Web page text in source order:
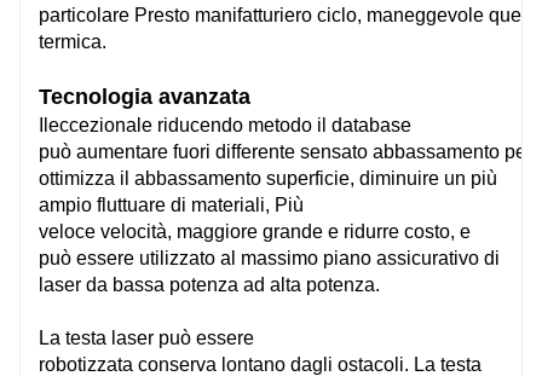
particolare Presto manifatturiero ciclo, maneggevole
termica.
Tecnologia avanzata
eccezionale riducendo metodo il database
può aumentare fuori differente sensato abbassamento per
ottimizza il abbassamento superficie, diminuire un più
ampio fluttuare di materiali, Più
veloce velocità, maggiore grande e ridurre costo, e
può essere utilizzato al massimo piano assicurativo di
laser da bassa potenza ad alta potenza.
La testa laser può essere
robotizzata conserva lontano dagli ostacoli. La testa
circoscritto diametro≤230mm
16 kg/m
IPG
pescatore
segmentato saldato a piastra tipo mortasa e tenone